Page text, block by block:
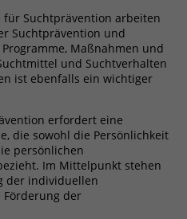
für Suchtprävention arbeiten
Suchtprävention und
Maßnahmen und
und Suchtverhalten
ist ebenfalls ein wichtiger
erfordert eine
die sowohl die Persönlichkeit
persönlichen
Im Mittelpunkt stehen
der individuellen
Förderung der